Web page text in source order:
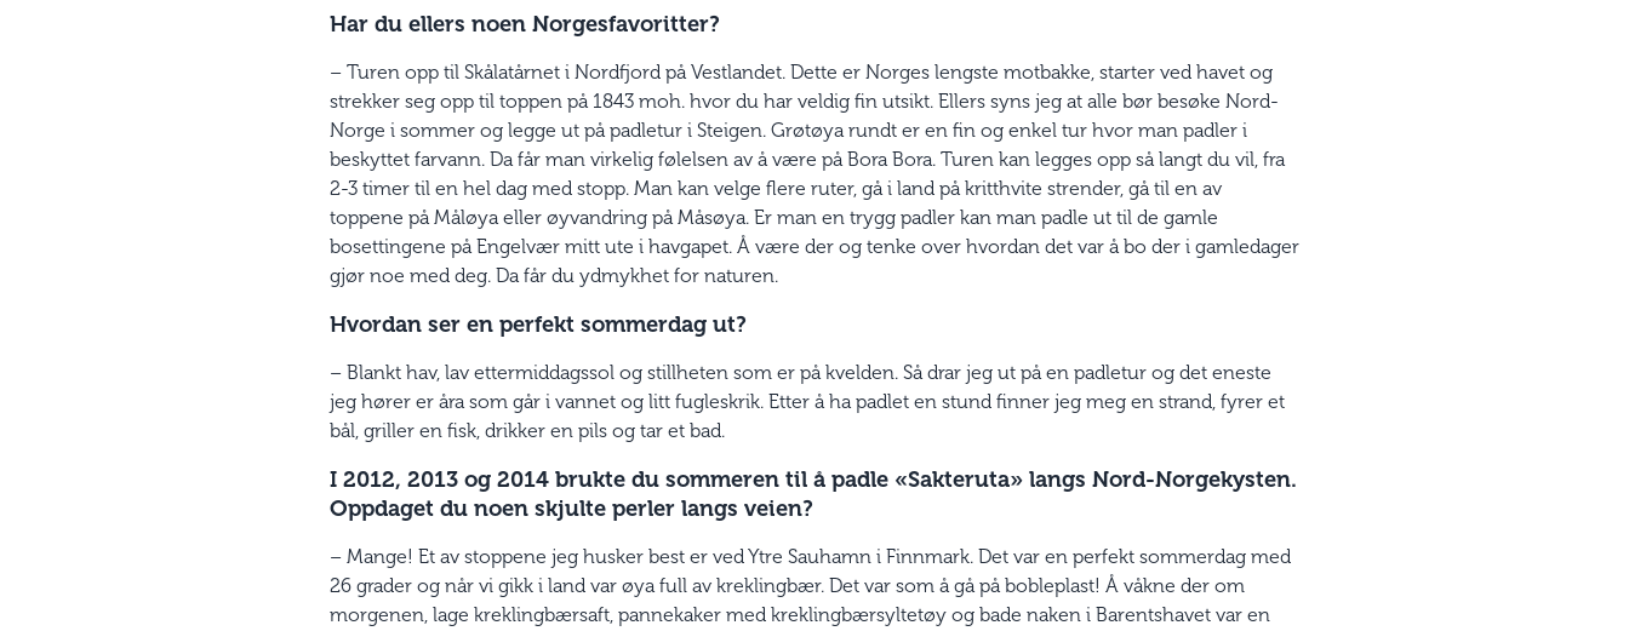
Har du ellers noen Norgesfavoritter?
– Turen opp til Skålatårnet i Nordfjord på Vestlandet. Dette er Norges lengste motbakke, starter ved havet og
strekker seg opp til toppen på 1843 moh. hvor du har veldig fin utsikt. Ellers syns jeg at alle bør besøke Nord-
Norge i sommer og legge ut på padletur i Steigen. Grøtøya rundt er en fin og enkel tur hvor man padler i
beskyttet farvann. Da får man virkelig følelsen av å være på Bora Bora. Turen kan legges opp så langt du vil, fra
2-3 timer til en hel dag med stopp. Man kan velge flere ruter, gå i land på kritthvite strender, gå til en av
toppene på Måløya eller øyvandring på Måsøya. Er man en trygg padler kan man padle ut til de gamle
bosettingene på Engelvær mitt ute i havgapet. Å være der og tenke over hvordan det var å bo der i gamledager
gjør noe med deg. Da får du ydmykhet for naturen.
Hvordan ser en perfekt sommerdag ut?
– Blankt hav, lav ettermiddagssol og stillheten som er på kvelden. Så drar jeg ut på en padletur og det eneste
jeg hører er åra som går i vannet og litt fugleskrik. Etter å ha padlet en stund finner jeg meg en strand, fyrer et
bål, griller en fisk, drikker en pils og tar et bad.
I 2012, 2013 og 2014 brukte du sommeren til å padle «Sakteruta» langs Nord-Norgekysten.
Oppdaget du noen skjulte perler langs veien?
– Mange! Et av stoppene jeg husker best er ved Ytre Sauhamn i Finnmark. Det var en perfekt sommerdag med
26 grader og når vi gikk i land var øya full av kreklingbær. Det var som å gå på bobleplast! Å våkne der om
morgenen, lage kreklingbærsaft, pannekaker med kreklingbærsyltetøy og bade naken i Barentshavet var en